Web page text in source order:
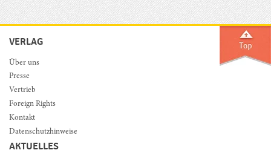
VERLAG
Über uns
Presse
Vertrieb
Foreign Rights
Kontakt
Datenschutzhinweise
AKTUELLES